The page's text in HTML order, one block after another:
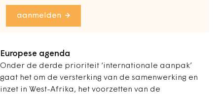
aanmelden
Europese agenda
Onder de derde prioriteit ‘internationale aanpak’
gaat het om de versterking van de samenwerking en
inzet in West-Afrika, het voorzetten van de